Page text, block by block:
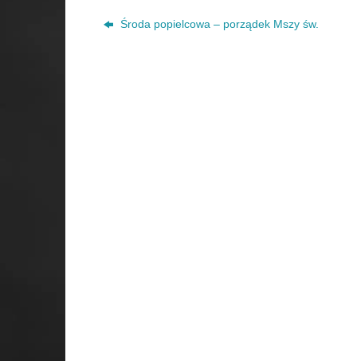
Środa popielcowa – porządek Mszy św.